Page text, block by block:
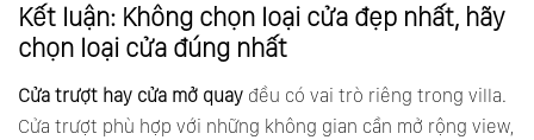
Kết luận: Không chọn loại cửa đẹp nhất, hãy
chọn loại cửa đúng nhất
Cửa trượt hay cửa mở quay đều có vai trò riêng trong villa.
Cửa trượt phù hợp với những không gian cần mở rộng view,